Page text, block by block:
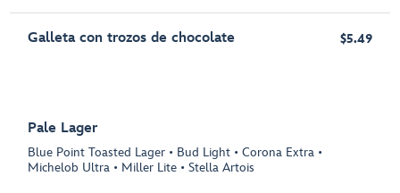
Galleta con trozos de chocolate $5.49
Pale Lager
Blue Point Toasted Lager • Bud Light • Corona Extra •
Michelob Ultra • Miller Lite • Stella Artois